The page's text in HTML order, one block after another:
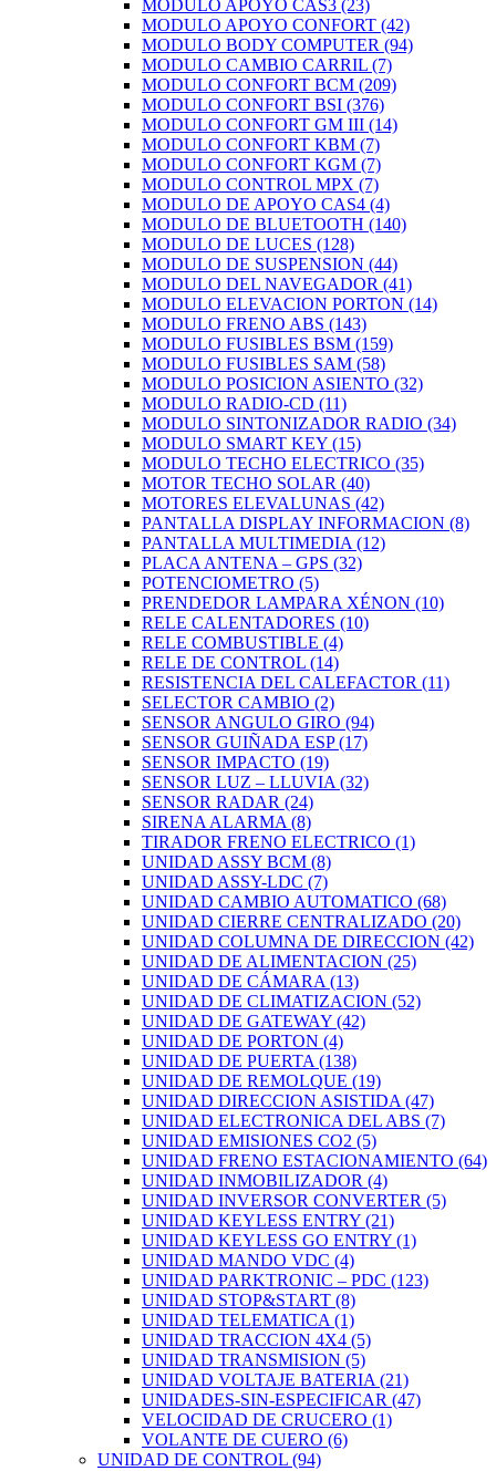
MODULO APOYO CAS3 (23)
MODULO APOYO CONFORT (42)
MODULO BODY COMPUTER (94)
MODULO CAMBIO CARRIL (7)
MODULO CONFORT BCM (209)
MODULO CONFORT BSI (376)
MODULO CONFORT GM III (14)
MODULO CONFORT KBM (7)
MODULO CONFORT KGM (7)
MODULO CONTROL MPX (7)
MODULO DE APOYO CAS4 (4)
MODULO DE BLUETOOTH (140)
MODULO DE LUCES (128)
MODULO DE SUSPENSION (44)
MODULO DEL NAVEGADOR (41)
MODULO ELEVACION PORTON (14)
MODULO FRENO ABS (143)
MODULO FUSIBLES BSM (159)
MODULO FUSIBLES SAM (58)
MODULO POSICION ASIENTO (32)
MODULO RADIO-CD (11)
MODULO SINTONIZADOR RADIO (34)
MODULO SMART KEY (15)
MODULO TECHO ELECTRICO (35)
MOTOR TECHO SOLAR (40)
MOTORES ELEVALUNAS (42)
PANTALLA DISPLAY INFORMACION (8)
PANTALLA MULTIMEDIA (12)
PLACA ANTENA – GPS (32)
POTENCIOMETRO (5)
PRENDEDOR LAMPARA XÉNON (10)
RELE CALENTADORES (10)
RELE COMBUSTIBLE (4)
RELE DE CONTROL (14)
RESISTENCIA DEL CALEFACTOR (11)
SELECTOR CAMBIO (2)
SENSOR ANGULO GIRO (94)
SENSOR GUIÑADA ESP(17)
SENSOR IMPACTO (19)
SENSOR LUZ – LLUVIA (32)
SENSOR RADAR (24)
SIRENA ALARMA (8)
TIRADOR FRENO ELECTRICO (1)
UNIDAD ASSY BCM (8)
UNIDAD ASSY-LDC (7)
UNIDAD CAMBIO AUTOMATICO (68)
UNIDAD CIERRE CENTRALIZADO (20)
UNIDAD COLUMNA DE DIRECCION (42)
UNIDAD DE ALIMENTACION (25)
UNIDAD DE CÁMARA (13)
UNIDAD DE CLIMATIZACION (52)
UNIDAD DE GATEWAY (42)
UNIDAD DE PORTON (4)
UNIDAD DE PUERTA (138)
UNIDAD DE REMOLQUE (19)
UNIDAD DIRECCION ASISTIDA (47)
UNIDAD ELECTRONICA DEL ABS (7)
UNIDAD EMISIONES CO2 (5)
UNIDAD FRENO ESTACIONAMIENTO (64)
UNIDAD INMOBILIZADOR (4)
UNIDAD INVERSOR CONVERTER (5)
UNIDAD KEYLESS ENTRY (21)
UNIDAD KEYLESS GO ENTRY (1)
UNIDAD MANDO VDC (4)
UNIDAD PARKTRONIC – PDC (123)
UNIDAD STOP&START (8)
UNIDAD TELEMATICA (1)
UNIDAD TRACCION 4X4 (5)
UNIDAD TRANSMISION (5)
UNIDAD VOLTAJE BATERIA (21)
UNIDADES-SIN-ESPECIFICAR (47)
VELOCIDAD DE CRUCERO (1)
VOLANTE DE CUERO (6)
UNIDAD DE CONTROL (94)